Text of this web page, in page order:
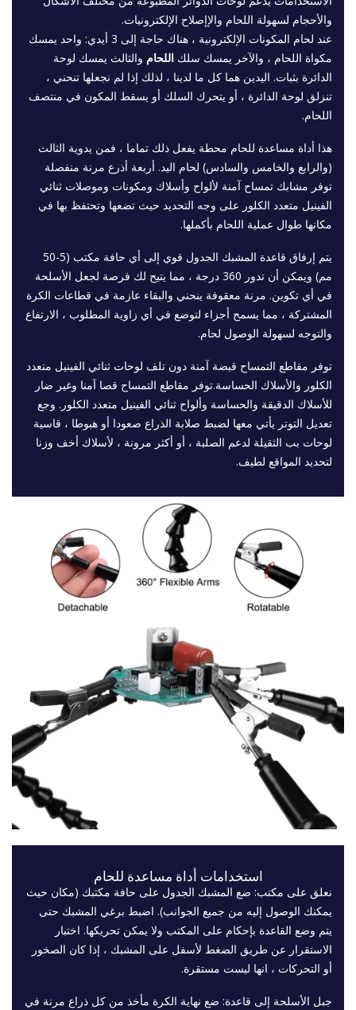
والأحجام لسهولة اللحام والإإصلاح الإلكترونيات.
عند لحام المكونات الإلكترونية ، هناك حاجة إلى 3 أيدي: واحد يمسك
مكواة اللحام ، والآخر يمسك سلك اللحام والثالث يمسك لوحة
الدائرة بثبات. اليدين هما كل ما لدينا ، لذلك إذا لم نجعلها تنحني ،
تنزلق لوحة الدائرة ، أو يتحرك السلك أو يسقط المكون في منتصف
اللحام.
هذا أداة مساعدة للحام محطة يفعل ذلك تماما ، فمن يدوية الثالث
(والرابع والخامس والسادس) لحام اليد. أربعة أذرع مرنة منفصلة
توفر مشابك تمساح آمنة لألواح وأسلاك ومكونات وموصلات ثنائي
الفينيل متعدد الكلور على وجه التحديد حيث تضعها وتحتفظ بها في
مكانها طوال عملية اللحام بأكملها.
يتم إرفاق قاعدة المشبك الجدول قوي إلى أي حافة مكتب (5-50
مم) ويمكن أن تدور 360 درجة ، مما يتيح لك فرصة لجعل الأسلحة
في أي تكوين. مرنة معقوفة ينحني والبقاء عازمة في قطاعات الكرة
المشتركة ، مما يسمح أجزاء لتوضع في أي زاوية المطلوب ، الارتفاع
والتوجه لسهولة الوصول لحام.
توفر مقاطع التمساح قبضة آمنة دون تلف لوحات ثنائي الفينيل متعدد
الكلور والأسلاك الحساسة.توفر مقاطع التمساح قصا آمنا وغير ضار
للأسلاك الدقيقة والحساسة وألواح ثنائي الفينيل متعدد الكلور. وجع
تعديل التوتر يأتي معها لضبط صلابة الذراع صعودا أو هبوطا ، قاسية
لوحات بب الثقيلة لدعم الصلبة ، أو أكثر مرونة ، لأسلاك أخف وزنا
لتحديد المواقع لطيف.
استخدامات أداة مساعدة للحام
نعلق على مكتب: ضع المشبك الجدول على حافة مكتبك (مكان حيث
يمكنك الوصول إليه من جميع الجوانب). اضبط برغي المشبك حتى
يتم وضع القاعدة بإحكام على المكتب ولا يمكن تحريكها. اختبار
الاستقرار عن طريق الضغط لأسفل على المشبك ، إذا كان الصخور
أو التحركات ، انها ليست مستقرة.
جبل الأسلحة إلى قاعدة: ضع نهاية الكرة مأخذ من كل ذراع مرنة في